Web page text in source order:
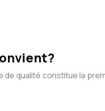
qualité constitue la